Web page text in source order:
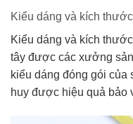
Kiểu dáng và kích thước
Kiểu dáng và kích
tây được các xưởng
kiểu dáng đóng gói của
huy được hiệu quả bảo